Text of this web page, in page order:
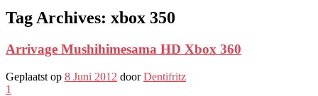
Tag Archives: xbox 350
Arrivage Mushihimesama HD Xbox 360
Geplaatst op 8 Juni 2012 doorDentifritz
1